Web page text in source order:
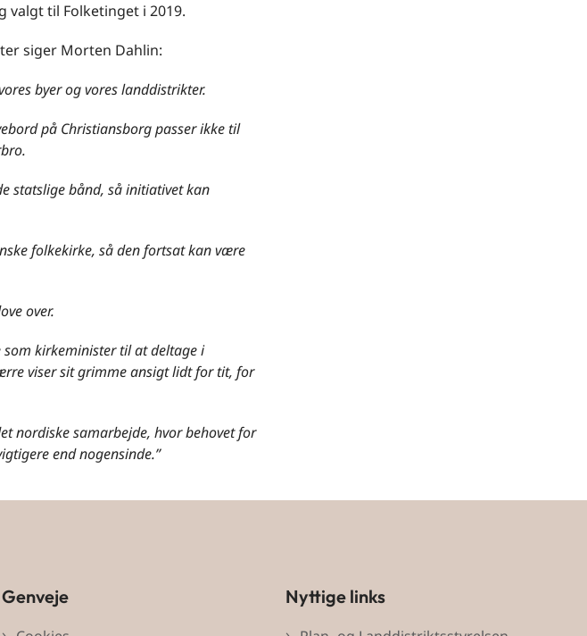
valgt til Folketinget i 2019.
siger Morten Dahlin:
byer og vores landdistrikter.
på Christiansborg passer ikke til
statslige bånd, så initiativet kan
folkekirke, så den fortsat kan være
over.
kirkeminister til at deltage i
viser sit grimme ansigt lidt for tit, for
nordiske samarbejde, hvor behovet for
end nogensinde.”
Genveje Nyttige links